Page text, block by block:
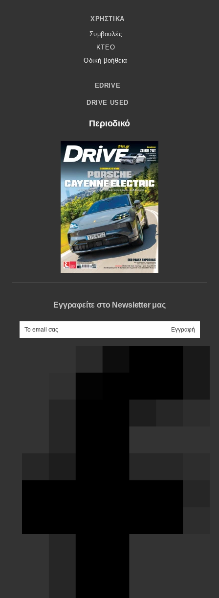
ΧΡΗΣΤΙΚΆ
Συμβουλές
ΚΤΕΟ
Οδική βοήθεια
EDRIVE
DRIVE USED
Περιοδικό
Εγγραφείτε στο Newsletter μας
e-mail